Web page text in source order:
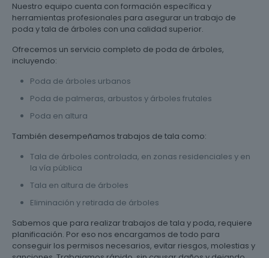
Nuestro equipo cuenta con formación específica y
herramientas profesionales para asegurar un trabajo de
poda y tala de árboles con una calidad superior.
Ofrecemos un servicio completo de poda de árboles,
incluyendo:
Poda de árboles urbanos
Poda de palmeras, arbustos y árboles frutales
Poda en altura
También desempeñamos trabajos de tala como:
Tala de árboles controlada, en zonas residenciales y en
la vía pública
Tala en altura de árboles
Eliminación y retirada de árboles
Sabemos que para realizar trabajos de tala y poda, requiere
planificación. Por eso nos encargamos de todo para
conseguir los permisos necesarios, evitar riesgos, molestias y